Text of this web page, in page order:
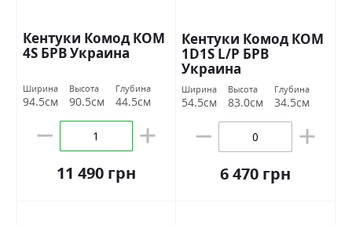
Кентуки Комод КОМ
4S БРВ Украина
Ширина
94.5см
Высота
90.5см
Глубина
44.5см
11 490 грн
Кентуки Комод КОМ
1D1S L/P БРВ
Украина
Ширина
54.5см
Высота
83.0см
Глубина
34.5см
6 470 грн